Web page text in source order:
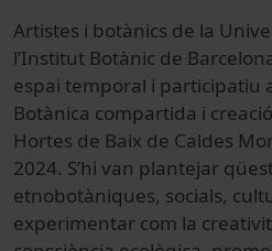
Artistes i botànics de la
l’Institut Botànic de
espai temporal i participatiu
Botànica compartida i
Hortes de Baix de Caldes
2024. S’hi van plantejar
etnobotàniques, socials,
experimentar com la